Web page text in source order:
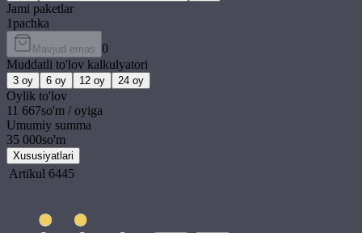
Jami paketlar
1pachka
Mavjud emas 0
Muddatli to'lov kalkulyatori
3 oy 6 oy 12 oy 24 oy
Oylik to'lov
11 667so'm / oyiga
Umumiy summa
35 000so'm
Xususiyatlari
Artikul 6445